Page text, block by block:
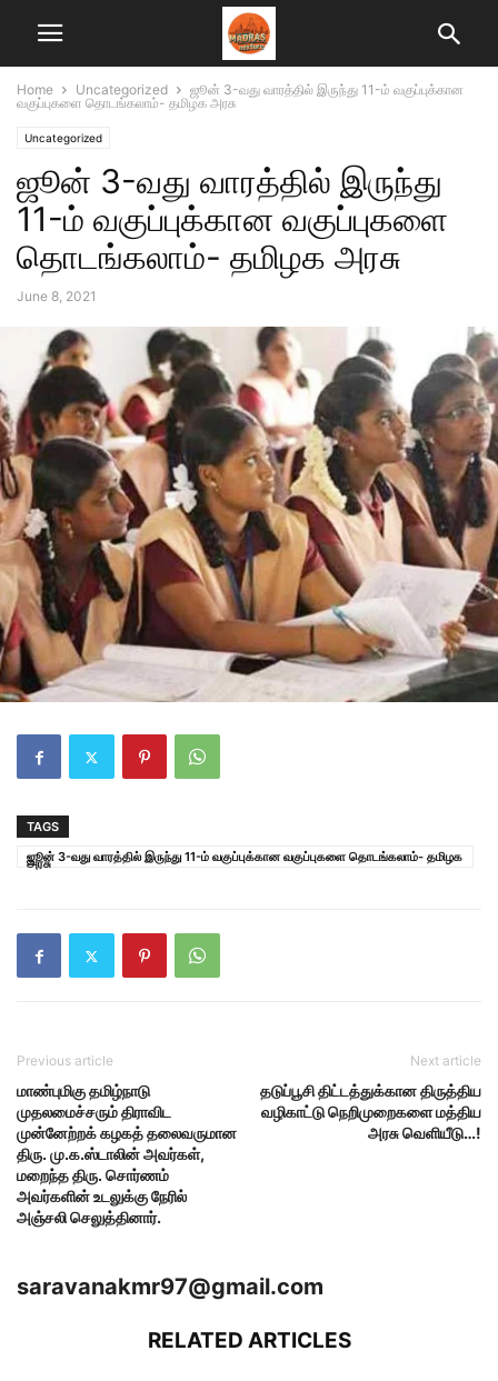
Home Uncategorized
ஜூன் 3-வது வாரத்தில் இருந்து 11-ம் வகுப்புக்கான
வகுப்புகளை தொடங்கலாம்- தமிழக அரசு
Uncategorized
ஜூன் 3-வது வாரத்தில் இருந்து
11-ம் வகுப்புக்கான வகுப்புகளை
தொடங்கலாம்- தமிழக அரசு
June 8, 2021
TAGS
ஜூன் 3-வது வாரத்தில் இருந்து 11-ம் வகுப்புக்கான வகுப்புகளை தொடங்கலாம்- தமிழக
அரசு
Previous article
மாண்புமிகு தமிழ்நாடு
முதலமைச்சரும் திராவிட
முன்னேற்றக் கழகத் தலைவருமான
திரு. மு.க.ஸ்டாலின் அவர்கள்,
மறைந்த திரு. சொர்ணம்
அவர்களின் உடலுக்கு நேரில்
அஞ்சலி செலுத்தினார்.
Next article
தடுப்பூசி திட்டத்துக்கான திருத்திய
வழிகாட்டு நெறிமுறைகளை மத்திய
அரசு வெளியீடு…!
saravanakmr97@gmail.com
RELATED ARTICLES